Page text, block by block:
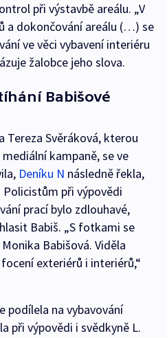
při výstavbě areálu. „V
a dokončování areálu (…) se
ve věci vybavení interiéru
žalobce jeho slova.
Babišové
Tereza Svěráková, kterou
kampaně, se ve
Deníku N následně řekla,
Policistům při výpovědi
prací bylo zdlouhavé,
Babiš. „S fotkami se
Babišová. Viděla
exteriérů i interiérů,“
podílela na vybavování
při výpovědi i svědkyně L.